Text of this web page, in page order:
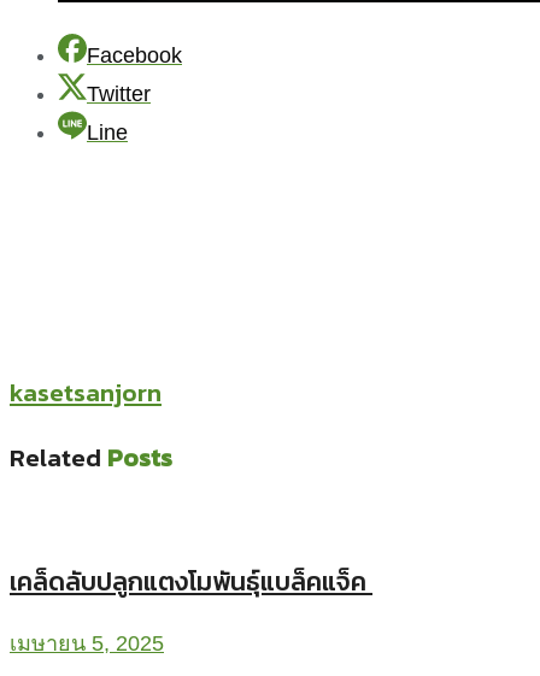
Facebook
Twitter
Line
kasetsanjorn
Related Posts
เคล็ดลับปลูกแตงโมพันธุ์แบล็คแจ็ค
เมษายน 5, 2025